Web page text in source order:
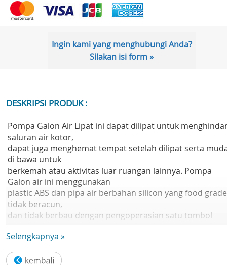
Ingin kami yang menghubungi Anda?
Silakan isi form »
DESKRIPSI PRODUK :
Pompa Galon Air Lipat ini dapat dilipat untuk
saluran air kotor,
dapat juga menghemat tempat setelah dilipat serta
di bawa untuk
berkemah atau aktivitas luar ruangan lainnya. Pompa
Galon air ini menggunakan
plastic ABS dan pipa air berbahan silicon yang food
tidak beracun,
dan tidak berbau dengan pengoperasian satu tombol
bahkan anak-anak dan orang tua pun dapat dengan
Selengkapnya »